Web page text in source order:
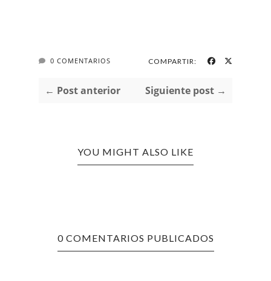
0 COMENTARIOS COMPARTIR:
← Post anterior Siguiente post →
YOU MIGHT ALSO LIKE
0 COMENTARIOS PUBLICADOS